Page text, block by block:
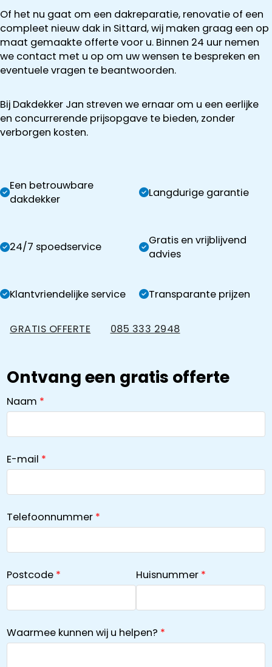
Of het nu gaat om een dakreparatie, renovatie of een
compleet nieuw dak in Sittard, wij maken graag een op
maat gemaakte offerte voor u. Binnen 24 uur nemen
we contact met u op om uw wensen te bespreken en
eventuele vragen te beantwoorden.
Bij Dakdekker Jan streven we ernaar om u een eerlijke
en concurrerende prijsopgave te bieden, zonder
verborgen kosten.
Een betrouwbare
dakdekker
Langdurige garantie
24/7 spoedservice
Gratis en vrijblijvend
advies
Klantvriendelijke service Transparante prijzen
GRATIS OFFERTE 085 333 2948
Ontvang een gratis offerte
Naam
E-mail
Telefoonnummer
Postcode Huisnummer
Waarmee kunnen wij u helpen?